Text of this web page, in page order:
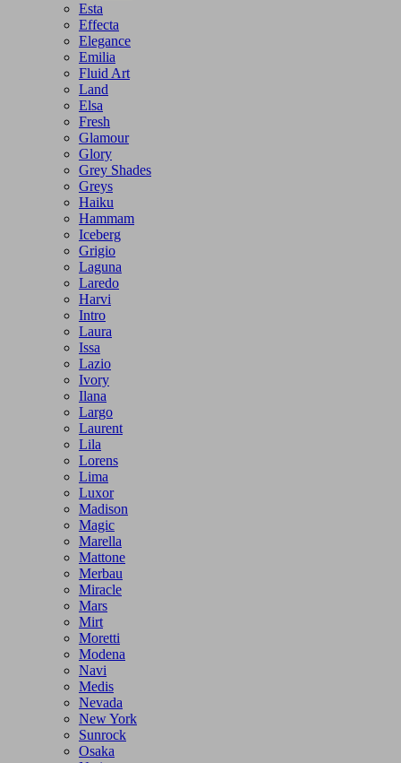
Esta
Effecta
Elegance
Emilia
Fluid Art
Land
Elsa
Fresh
Glamour
Glory
Grey Shades
Greys
Haiku
Hammam
Iceberg
Grigio
Laguna
Laredo
Harvi
Intro
Laura
Issa
Lazio
Ivory
Ilana
Largo
Laurent
Lila
Lorens
Lima
Luxor
Madison
Magic
Marella
Mattone
Merbau
Miracle
Mars
Mirt
Moretti
Modena
Navi
Medis
Nevada
New York
Sunrock
Osaka